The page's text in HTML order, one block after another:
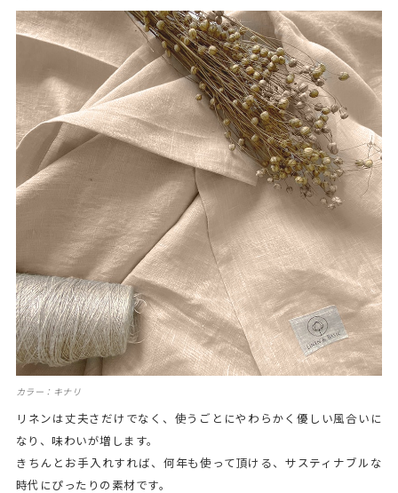
カラー：キナリ
リネンは丈夫さだけでなく、使うごとにやわらかく優しい風合いに
なり、味わいが増します。
きちんとお手入れすれば、何年も使って頂ける、サスティナブルな
時代にぴったりの素材です。